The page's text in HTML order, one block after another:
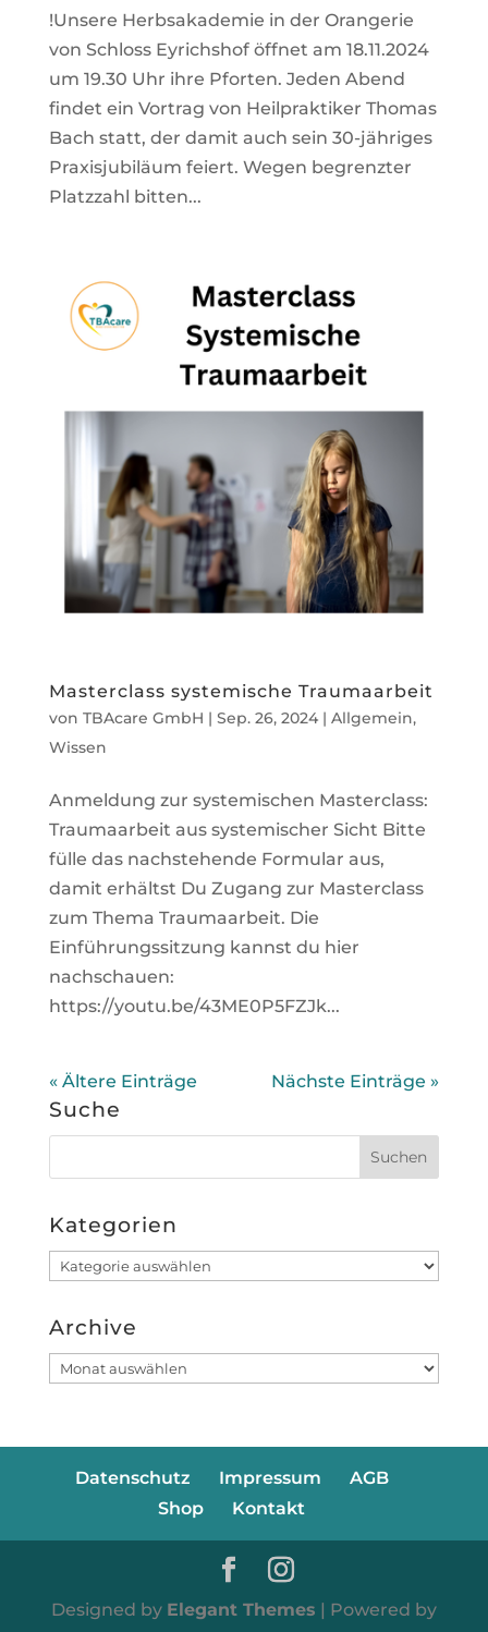
!Unsere Herbsakademie in der Orangerie
von Schloss Eyrichshof öffnet am 18.11.2024
um 19.30 Uhr ihre Pforten. Jeden Abend
findet ein Vortrag von Heilpraktiker Thomas
Bach statt, der damit auch sein 30-jähriges
Praxisjubiläum feiert. Wegen begrenzter
Platzzahl bitten...
Masterclass systemische Traumaarbeit
von TBAcare GmbH | Sep. 26, 2024| Allgemein,
Wissen
Anmeldung zur systemischen Masterclass:
Traumaarbeit aus systemischer Sicht Bitte
fülle das nachstehende Formular aus,
damit erhältst Du Zugang zur Masterclass
zum Thema Traumaarbeit. Die
Einführungssitzung kannst du hier
nachschauen:
https://youtu.be/43ME0P5FZJk...
« Ältere Einträge Nächste Einträge »
Suche
Kategorien
Kategorien
Archive
Archive
Datenschutz Impressum
AGB
Shop
Kontakt
Designed by Elegant Themes | Powered by